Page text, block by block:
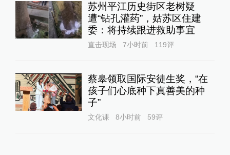
苏州平江历史街区老树疑
遭“钻孔灌药”，姑苏区住建
委：将持续跟进救助事宜
直击现场 7小时前 119评
蔡皋领取国际安徒生奖，“在
孩子们心底种下真善美的种
子”
文化课 8小时前 59评